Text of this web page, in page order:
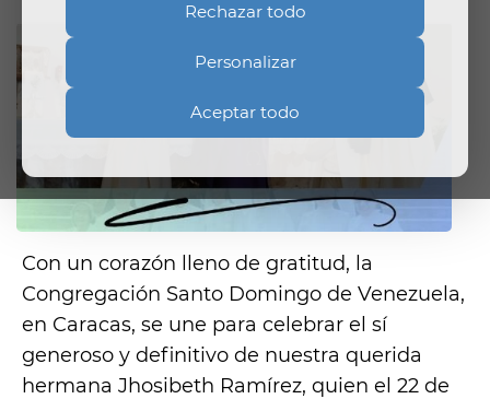
Rechazar todo
Personalizar
Aceptar todo
Con un corazón lleno de gratitud, la
Congregación Santo Domingo de Venezuela,
en Caracas, se une para celebrar el sí
generoso y definitivo de nuestra querida
hermana Jhosibeth Ramírez, quien el 22 de